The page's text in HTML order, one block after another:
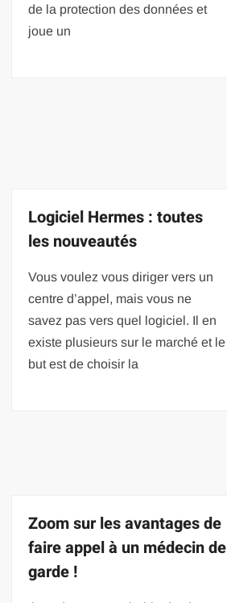
de la protection des données et
joue un
Logiciel Hermes : toutes
les nouveautés
Vous voulez vous diriger vers un
centre d’appel, mais vous ne
savez pas vers quel logiciel. Il en
existe plusieurs sur le marché et le
but est de choisir la
Zoom sur les avantages de
faire appel à un médecin de
garde !